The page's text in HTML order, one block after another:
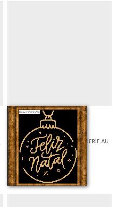
Feliz natal
GRILLES ET KITS POUR BRODERIE AU
POINT DE CROIX
À partir de 5€